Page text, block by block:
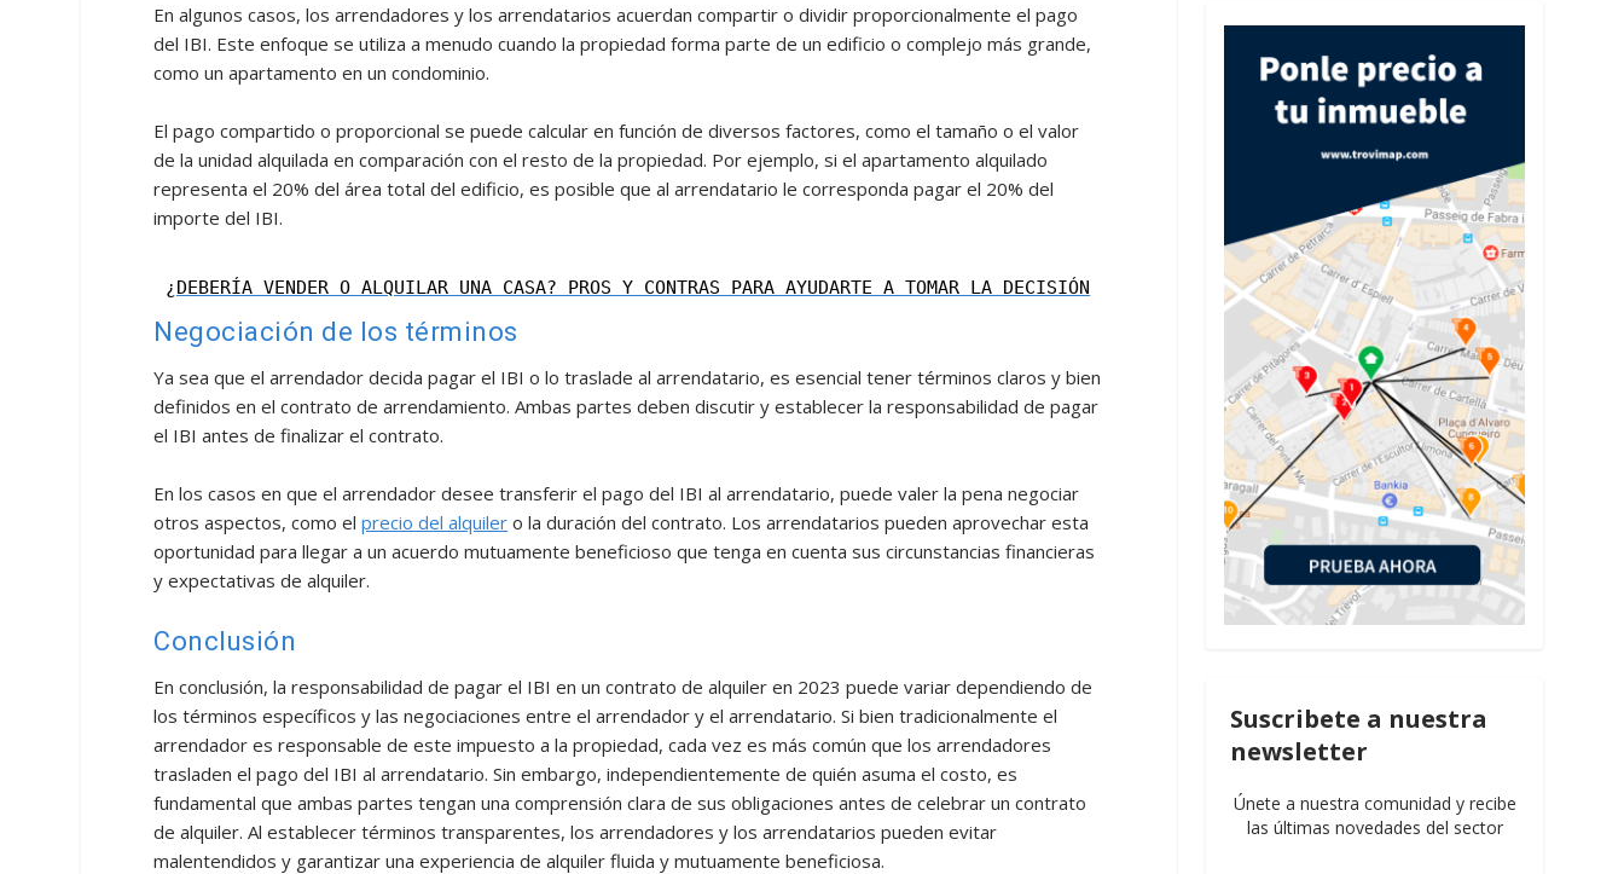
En algunos casos, los arrendadores y los arrendatarios acuerdan compartir o dividir proporcionalmente el pago
del IBI. Este enfoque se utiliza a menudo cuando la propiedad forma parte de un edificio o complejo más grande,
como un apartamento en un condominio.
El pago compartido o proporcional se puede calcular en función de diversos factores, como el tamaño o el valor
de la unidad alquilada en comparación con el resto de la propiedad. Por ejemplo, si el apartamento alquilado
representa el 20% del área total del edificio, es posible que al arrendatario le corresponda pagar el 20% del
importe del IBI.
¿DEBERÍA VENDER O ALQUILAR UNA CASA? PROS Y CONTRAS PARA AYUDARTE A TOMAR LA DECISIÓN
Negociación de los términos
Ya sea que el arrendador decida pagar el IBI o lo traslade al arrendatario, es esencial tener términos claros y bien
definidos en el contrato de arrendamiento. Ambas partes deben discutir y establecer la responsabilidad de pagar
el IBI antes de finalizar el contrato.
En los casos en que el arrendador desee transferir el pago del IBI al arrendatario, puede valer la pena negociar
otros aspectos, como elprecio del alquiler o la duración del contrato. Los arrendatarios pueden aprovechar esta
oportunidad para llegar a un acuerdo mutuamente beneficioso que tenga en cuenta sus circunstancias financieras
y expectativas de alquiler.
Conclusión
En conclusión, la responsabilidad de pagar el IBI en un contrato de alquiler en 2023 puede variar dependiendo de
los términos específicos y las negociaciones entre el arrendador y el arrendatario. Si bien tradicionalmente el
arrendador es responsable de este impuesto a la propiedad, cada vez es más común que los arrendadores
trasladen el pago del IBI al arrendatario. Sin embargo, independientemente de quién asuma el costo, es
fundamental que ambas partes tengan una comprensión clara de sus obligaciones antes de celebrar un contrato
de alquiler. Al establecer términos transparentes, los arrendadores y los arrendatarios pueden evitar
malentendidos y garantizar una experiencia de alquiler fluida y mutuamente beneficiosa.
Suscribete a nuestra
newsletter
Únete a nuestra comunidad y recibe
las últimas novedades del sector